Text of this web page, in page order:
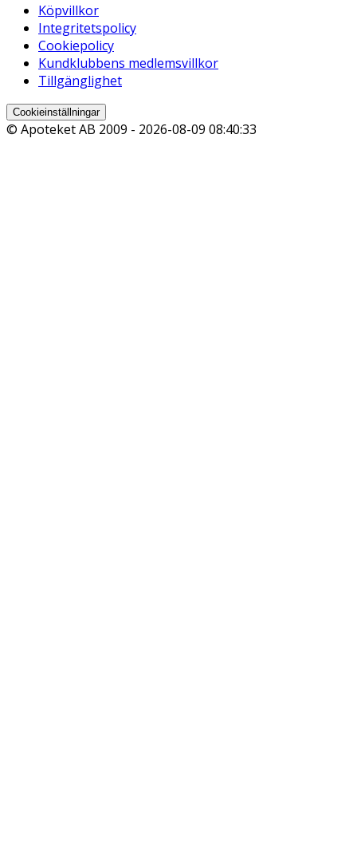
Köpvillkor
Integritetspolicy
Cookiepolicy
Kundklubbens medlemsvillkor
Tillgänglighet
Cookieinställningar
© Apoteket AB 2009 - 2026-08-09 08:40:33